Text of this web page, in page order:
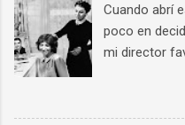
Cuando abrí
poco en
mi director
es
universo